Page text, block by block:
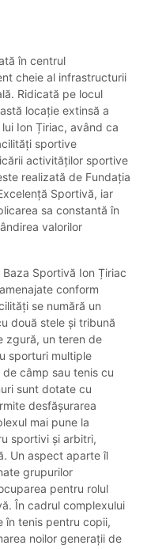
în centrul
cheie al infrastructurii
Ridicată pe locul
locație extinsă a
Ion Țiriac, având ca
sportive
activităților sportive
realizată de Fundația
Sportivă, iar
sa constantă în
valorilor
Sportivă Ion Țiriac
conform
se numără un
două stele și tribună
zgură, un teren de
sporturi multiple
câmp sau tenis cu
sunt dotate cu
desfășurarea
mai pune la
sportivi și arbitri,
Un aspect aparte îl
grupurilor
pentru rolul
În cadrul complexului
în tenis pentru copii,
noilor generații de